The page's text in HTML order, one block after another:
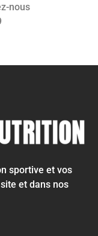
nous
sportive et vos
et dans nos